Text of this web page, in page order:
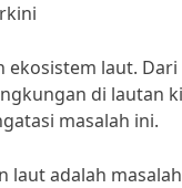
ekosistem laut.
di lautan
masalah ini.
laut adalah